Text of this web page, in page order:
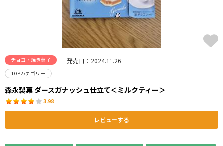
チョコ・焼き菓子 発売日：2024.11.26
10Pカテゴリー
森永製菓 ダースガナッシュ仕立て＜ミルクティー＞
3.98
レビューする